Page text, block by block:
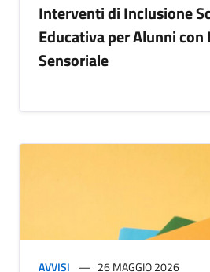
Interventi di Inclusione
Educativa per Alunni
Sensoriale
AVVISI 26 MAGGIO 2026